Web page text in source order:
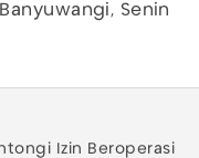
Senin
Izin Beroperasi